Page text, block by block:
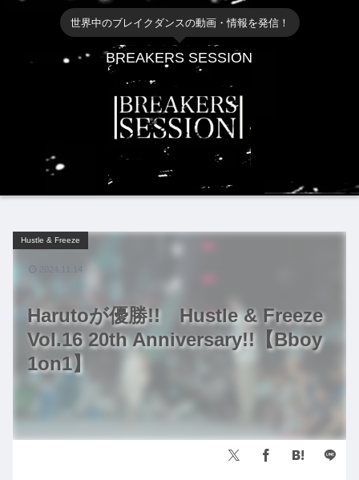
世界中のブレイクダンスの動画・情報を発信！
BREAKERS SESSION
Harutoが優勝!! Hustle & Freeze
Vol.16 20th Anniversary!!【Bboy
1on1】
Hustle & Freeze
2024.11.14